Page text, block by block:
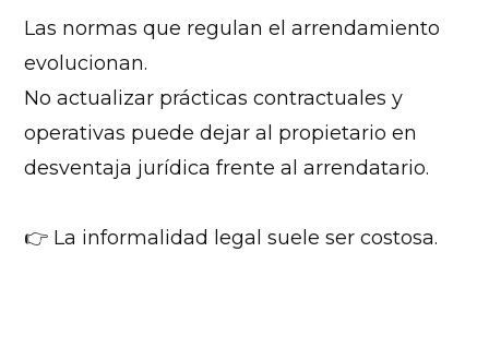
Las normas que regulan el arrendamiento
evolucionan.
No actualizar prácticas contractuales y
operativas puede dejar al propietario en
desventaja jurídica frente al arrendatario.
👉 La informalidad legal suele ser costosa.